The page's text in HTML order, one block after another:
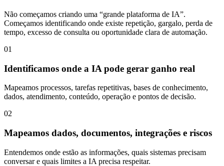
Não começamos criando uma “grande plataforma de IA”.
Começamos identificando onde existe repetição, gargalo, perda de
tempo, excesso de consulta ou oportunidade clara de automação.
01
Identificamos onde a IA pode gerar ganho real
Mapeamos processos, tarefas repetitivas, bases de conhecimento,
dados, atendimento, conteúdo, operação e pontos de decisão.
02
Mapeamos dados, documentos, integrações e riscos
Entendemos onde estão as informações, quais sistemas precisam
conversar e quais limites a IA precisa respeitar.